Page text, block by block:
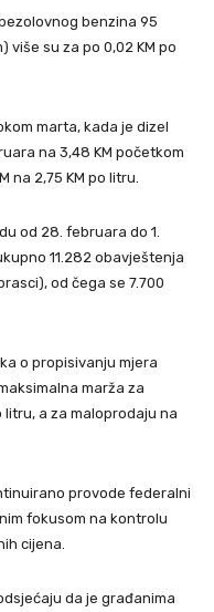
benzina 95
više su za po 0,02 KM po
marta, kada je dizel
na 3,48 KM početkom
na 2,75 KM po litru.
od 28. februara do 1.
11.282 obavještenja
od čega se 7.700
o propisivanju mjera
marža za
a za maloprodaju na
provode federalni
fokusom na kontrolu
cijena.
da je građanima